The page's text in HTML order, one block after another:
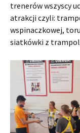
trenerów wszyscy
atrakcji czyli:
wspinaczkowej,
siatkówki z